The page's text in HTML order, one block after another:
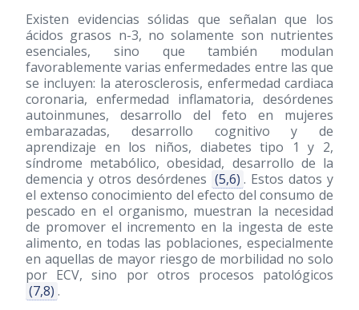
Existen evidencias sólidas que señalan que los
ácidos grasos n-3, no solamente son nutrientes
esenciales, sino que también modulan
favorablemente varias enfermedades entre las que
se incluyen: la aterosclerosis, enfermedad cardiaca
coronaria, enfermedad inflamatoria, desórdenes
autoinmunes, desarrollo del feto en mujeres
embarazadas, desarrollo cognitivo y de
aprendizaje en los niños, diabetes tipo 1 y 2,
síndrome metabólico, obesidad, desarrollo de la
demencia y otros desórdenes (5,6) . Estos datos y
el extenso conocimiento del efecto del consumo de
pescado en el organismo, muestran la necesidad
de promover el incremento en la ingesta de este
alimento, en todas las poblaciones, especialmente
en aquellas de mayor riesgo de morbilidad no solo
por ECV, sino por otros procesos patológicos
(7,8) .